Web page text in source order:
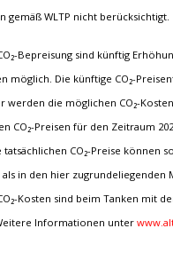
gemäß WLTP nicht berücksichtigt.
Bepreisung sind künftig
möglich. Die künftige CO₂-
werden die möglichen CO₂-
CO₂-Preisen für den Zeitraum
tatsächlichen CO₂-Preise können
in den hier zugrundeliegenden
Kosten sind beim Tanken mit
Informationen unter